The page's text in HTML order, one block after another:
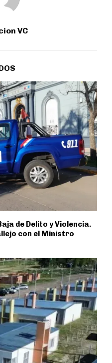
VC
de Delito y Violencia.
con el Ministro